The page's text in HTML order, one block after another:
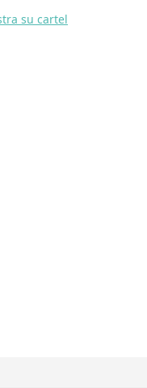
su cartel